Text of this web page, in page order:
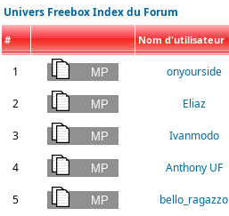
Univers Freebox Index du Forum
# Nom d'utilisateur
1 onyourside
2 Eliaz
3 Ivanmodo
4 Anthony UF
5 bello_ragazzo